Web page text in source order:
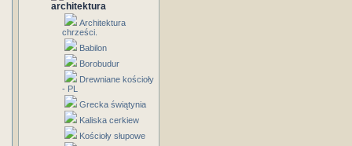
architektura
Architektura
chrześci.
Babilon
Borobudur
Drewniane kościoły
- PL
Grecka świątynia
Kaliska cerkiew
Kościoły słupowe